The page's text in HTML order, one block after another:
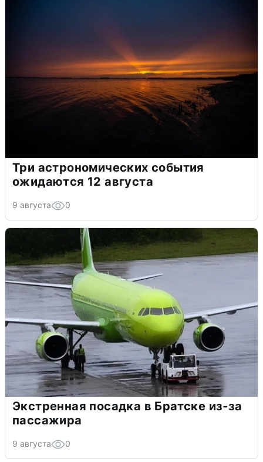
Три астрономических события
ожидаются 12 августа
9 августа 0
Экстренная посадка в Братске из-за
пассажира
9 августа 0